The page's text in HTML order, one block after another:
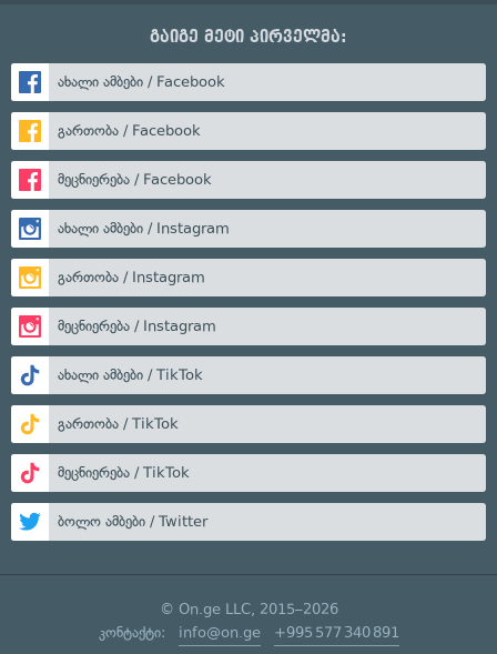
გაიგე მეტი პირველმა:
ახალი ამბები / Facebook
გართობა / Facebook
მეცნიერება / Facebook
ახალი ამბები / Instagram
გართობა / Instagram
მეცნიერება / Instagram
ახალი ამბები / TikTok
გართობა / TikTok
მეცნიერება / TikTok
ბოლო ამბები / Twitter
© On.ge LLC, 2015–2026
კონტაქტი: info@on.ge +995 577 340 891